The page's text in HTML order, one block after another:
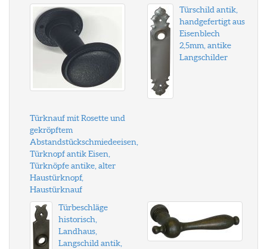
Türknauf mit Rosette und
gekröpftem
Abstandstückschmiedeeisen,
Türknopf antik Eisen,
Türknöpfe antike, alter
Haustürknopf,
Haustürknauf
Türschild antik,
handgefertigt aus
Eisenblech
2,5mm, antike
Langschilder
Türbeschläge
historisch,
Landhaus,
Langschild antik,